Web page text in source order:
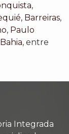
,
, Barreiras,
, Paulo
Bahia, entre
Integrada